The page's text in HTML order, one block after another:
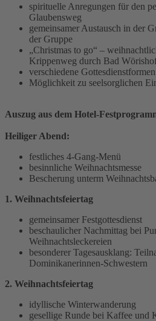
spirituelle Anregungen für den
Glaubensweg
gemeinsamer Austausch in der
der Gruppe
„Christmas to go“ –
Krippenweg durch Bad
verschiedene Gottesdienstformen
Möglichkeit zu seelsorglichen
Auszug aus dem Hotel-
Heiliger Abend:
festliches 4-Gang-Menü
besinnliche Weihnachtsmesse
Bescherung unterm
1. Weihnachtsfeiertag
gemeinsamer Festgottesdienst
beschaulicher Nachmittag bei
Weihnachtsleckereien
besonderer Tagesausklang:
Dominikanerinnen-Schwestern
2. Weihnachtsfeiertag
idyllische Winterwanderung
gesellige Runde bei Kaffee und